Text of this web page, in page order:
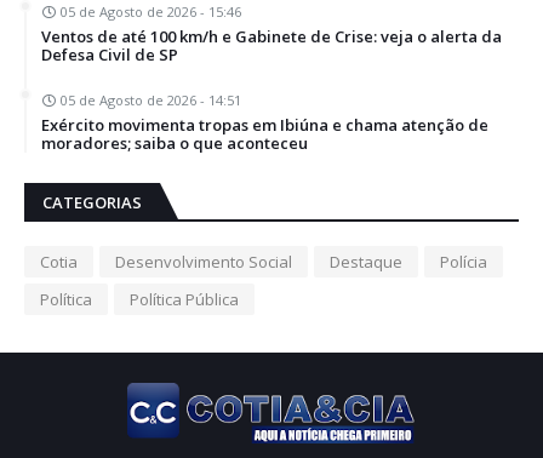
05 de Agosto de 2026 - 15:46
Ventos de até 100 km/h e Gabinete de Crise: veja o alerta da
Defesa Civil de SP
05 de Agosto de 2026 - 14:51
Exército movimenta tropas em Ibiúna e chama atenção de
moradores; saiba o que aconteceu
CATEGORIAS
Cotia Desenvolvimento Social Destaque
Polícia
Política
Política Pública